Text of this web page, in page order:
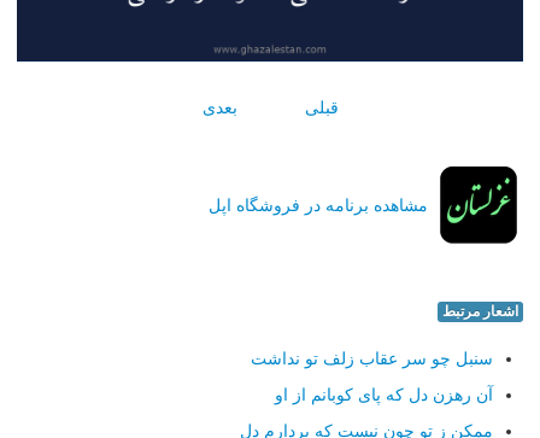
قبلی بعدی
مشاهده برنامه در فروشگاه اپل
اشعار مرتبط
سنبل چو سر عقاب زلف تو نداشت
آن رهزن دل که پای کوبانم از او
ممکن ز تو چون نیست که بردارم دل